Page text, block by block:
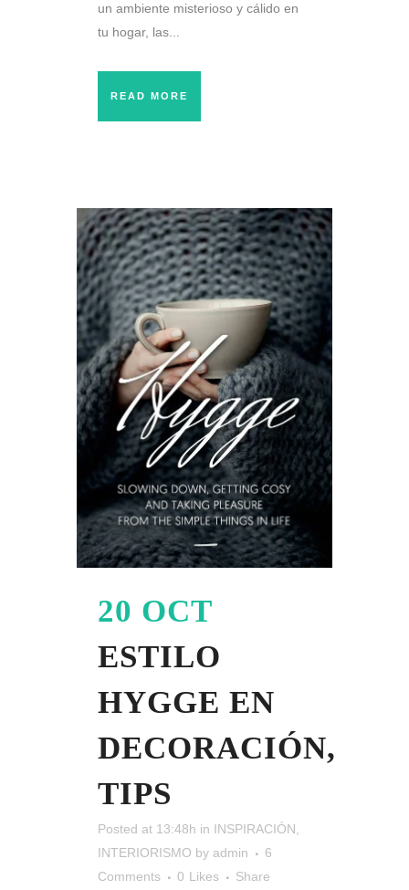
un ambiente misterioso y cálido en
tu hogar, las...
READ MORE
20 OCT
ESTILO
HYGGE EN
DECORACIÓN,
TIPS
Posted at 13:48h in INSPIRACIÓN
INTERIORISMO by admin
6
Comments
0 Likes Share